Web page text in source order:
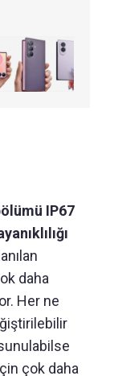
IP67
daha
Her ne
çok daha